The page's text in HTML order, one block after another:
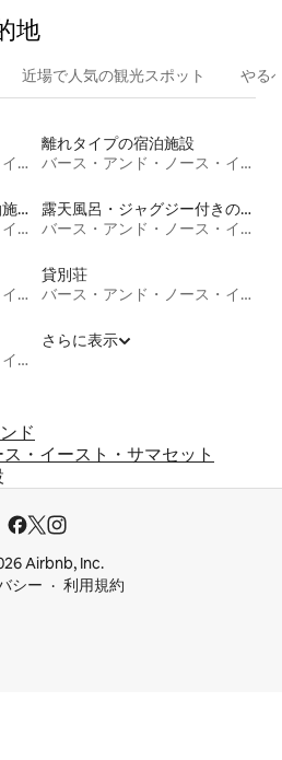
地
近場で人気の観光スポット やる
バース・アンド・ノース・イースト・サマセット
離れタイプの宿泊施設
バース・アンド・ノース・イースト・サマセット
ボート・船舶タイプの宿泊施設
バース・アンド・ノース・イースト・サマセット
露天風呂・ジャグジー付きの宿泊施設
バース・アンド・ノース・イースト・サマセット
バース・アンド・ノース・イースト・サマセット
貸別荘
バース・アンド・ノース・イースト・サマセット
バース・アンド・ノース・イースト・サマセット
さらに表示
ド
・イースト・サマセット
Airbnb, Inc.
シー
利用規約